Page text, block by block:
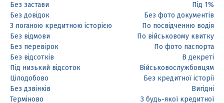
Без застави
Без довідок
З поганою кредитною історією
Без відмови
Без перевірок
Без відсотків
Під низький відсоток
Цілодобово
Без дзвінків
Терміново
Під 1%
Без фото документів
По посвідченню водія
По військовому квитку
По фото паспорта
В декреті
Військовослужбовцям
Без кредитної історії
Вигідні
З будь-якої кредитної